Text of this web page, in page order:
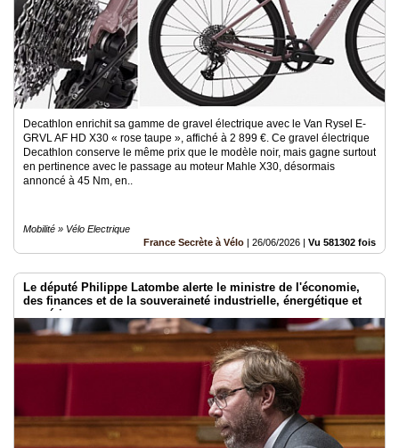
Decathlon enrichit sa gamme de gravel électrique avec le Van Rysel E-
GRVL AF HD X30 « rose taupe », affiché à 2 899 €. Ce gravel électrique
Decathlon conserve le même prix que le modèle noir, mais gagne surtout
en pertinence avec le passage au moteur Mahle X30, désormais
annoncé à 45 Nm, en..
Mobilité » Vélo Electrique
France Secrète à Vélo | 26/06/2026 | Vu 581302 fois
Le député Philippe Latombe alerte le ministre de l'économie,
des finances et de la souveraineté industrielle, énergétique et
numérique